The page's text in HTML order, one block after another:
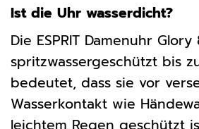
Ist die Uhr wasserdicht?
Die ESPRIT Damenuhr
spritzwassergeschützt bis
bedeutet, dass sie vor
Wasserkontakt wie